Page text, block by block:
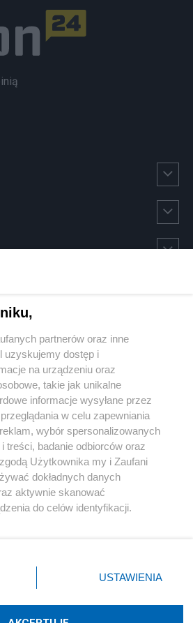
Instagram Youtube
partnerów oraz inne
uzyskujemy dostęp i
na urządzeniu oraz
takie jak unikalne
informacje wysyłane przez
w celu zapewniania
wybór spersonalizowanych
treści, badanie odbiorców oraz
Użytkownika my i Zaufani
dokładnych danych
aktywnie skanować
do celów identyfikacji.
przycisk ustawień prywatności
dolnym rogu strony
danych nie wymagają zgody
prawo sprzeciwić się takiemu
USTAWIENIA